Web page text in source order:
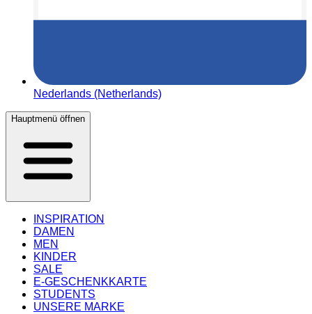
Nederlands (Netherlands)
Hauptmenü öffnen
INSPIRATION
DAMEN
MEN
KINDER
SALE
E-GESCHENKKARTE
STUDENTS
UNSERE MARKE